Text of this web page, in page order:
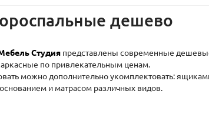
дешево
Студия представлены современные
по привлекательным ценам.
можно дополнительно укомплектовать:
и матрасом различных видов.